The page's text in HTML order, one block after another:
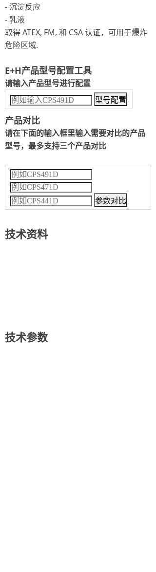
- 沉淀反应
- 乳液
取得 ATEX, FM, 和 CSA 认证，可用于爆炸
危险区域.
E+H产品型号配置工具
请输入产品型号进行配置
产品对比
请在下面的输入框里输入需要对比的产品
型号，最多支持三个产品对比
技术资料
技术参数